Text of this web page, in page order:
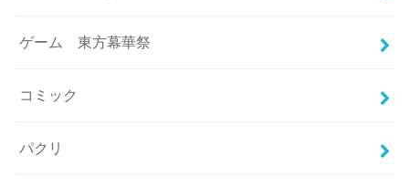
ゲーム 東方幕華祭
コミック
パクリ